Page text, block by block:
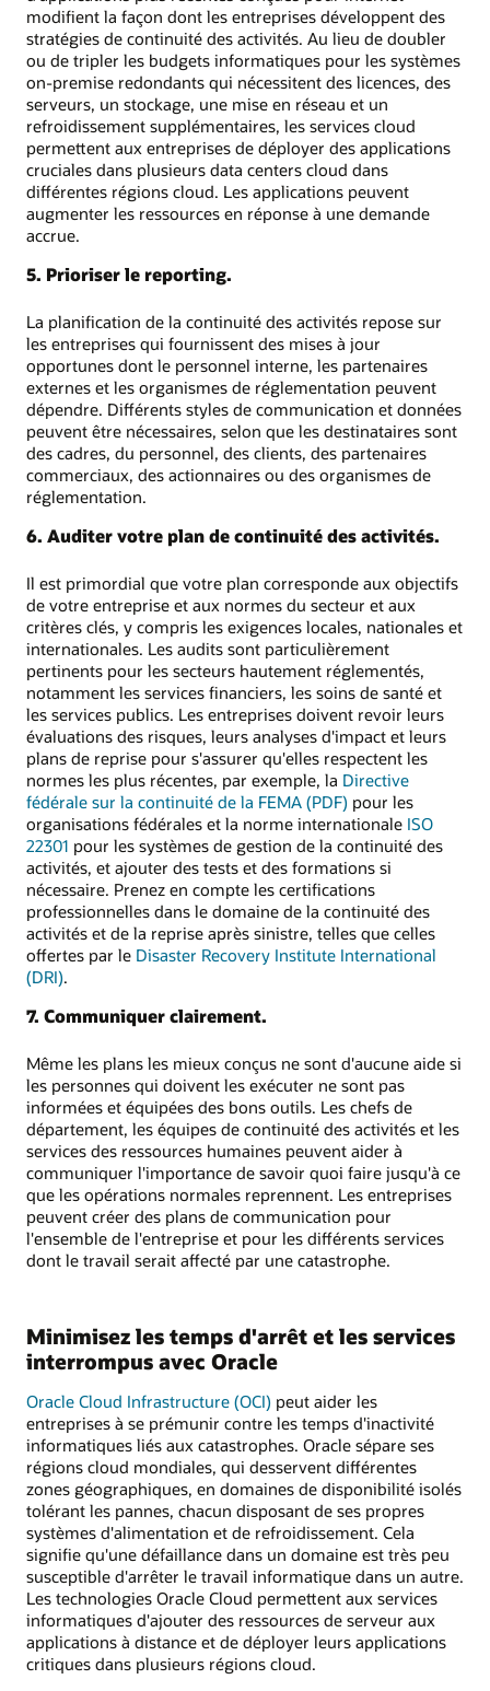
modifient la façon dont les entreprises développent des
stratégies de continuité des activités. Au lieu de doubler
ou de tripler les budgets informatiques pour les systèmes
on-premise redondants qui nécessitent des licences, des
serveurs, un stockage, une mise en réseau et un
refroidissement supplémentaires, les services cloud
permettent aux entreprises de déployer des applications
cruciales dans plusieurs data centers cloud dans
différentes régions cloud. Les applications peuvent
augmenter les ressources en réponse à une demande
accrue.
5. Prioriser le reporting.
La planification de la continuité des activités repose sur
les entreprises qui fournissent des mises à jour
opportunes dont le personnel interne, les partenaires
externes et les organismes de réglementation peuvent
dépendre. Différents styles de communication et données
peuvent être nécessaires, selon que les destinataires sont
des cadres, du personnel, des clients, des partenaires
commerciaux, des actionnaires ou des organismes de
réglementation.
6. Auditer votre plan de continuité des activités.
Il est primordial que votre plan corresponde aux objectifs
de votre entreprise et aux normes du secteur et aux
critères clés, y compris les exigences locales, nationales et
internationales. Les audits sont particulièrement
pertinents pour les secteurs hautement réglementés,
notamment les services financiers, les soins de santé et
les services publics. Les entreprises doivent revoir leurs
évaluations des risques, leurs analyses d'impact et leurs
plans de reprise pour s'assurer qu'elles respectent les
normes les plus récentes, par exemple, la Directive
fédérale sur la continuité de la FEMA (PDF) pour les
organisations fédérales et la norme internationale ISO
22301 pour les systèmes de gestion de la continuité des
activités, et ajouter des tests et des formations si
nécessaire. Prenez en compte les certifications
professionnelles dans le domaine de la continuité des
activités et de la reprise après sinistre, telles que celles
offertes par le Disaster Recovery Institute International
(DRI).
7. Communiquer clairement.
Même les plans les mieux conçus ne sont d'aucune aide si
les personnes qui doivent les exécuter ne sont pas
informées et équipées des bons outils. Les chefs de
département, les équipes de continuité des activités et les
services des ressources humaines peuvent aider à
communiquer l'importance de savoir quoi faire jusqu'à ce
que les opérations normales reprennent. Les entreprises
peuvent créer des plans de communication pour
l'ensemble de l'entreprise et pour les différents services
dont le travail serait affecté par une catastrophe.
Minimisez les temps d'arrêt et les services
interrompus avec Oracle
Oracle Cloud Infrastructure (OCI) peut aider les
entreprises à se prémunir contre les temps d'inactivité
informatiques liés aux catastrophes. Oracle sépare ses
régions cloud mondiales, qui desservent différentes
zones géographiques, en domaines de disponibilité isolés
tolérant les pannes, chacun disposant de ses propres
systèmes d'alimentation et de refroidissement. Cela
signifie qu'une défaillance dans un domaine est très peu
susceptible d'arrêter le travail informatique dans un autre.
Les technologies Oracle Cloud permettent aux services
informatiques d'ajouter des ressources de serveur aux
applications à distance et de déployer leurs applications
critiques dans plusieurs régions cloud.